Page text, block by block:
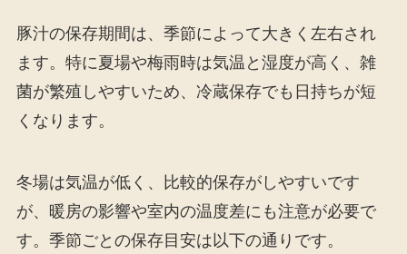
豚汁の保存期間は、季節によって大きく左右され
ます。特に夏場や梅雨時は気温と湿度が高く、雑
菌が繁殖しやすいため、冷蔵保存でも日持ちが短
くなります。
冬場は気温が低く、比較的保存がしやすいです
が、暖房の影響や室内の温度差にも注意が必要で
す。季節ごとの保存目安は以下の通りです。